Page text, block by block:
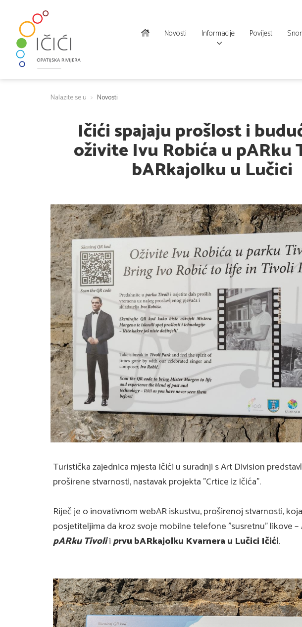
Novosti Informacije Povijest
Nalazite se u Novosti
Ičići spajaju prošlost i
oživite Ivu Robića u pARku
bARkajolku u Lučici
Turistička zajednica mjesta Ičići u suradnji s Art Division
proširene stvarnosti, nastavak projekta "Crtice iz Ičića”.
Riječ je o inovativnom webAR iskustvu, proširenoj stvarnosti,
posjetiteljima da kroz svoje mobilne telefone "susretnu” likove –
pARku Tivoliiprvu bARkajolku Kvarnera u Lučici Ičići.